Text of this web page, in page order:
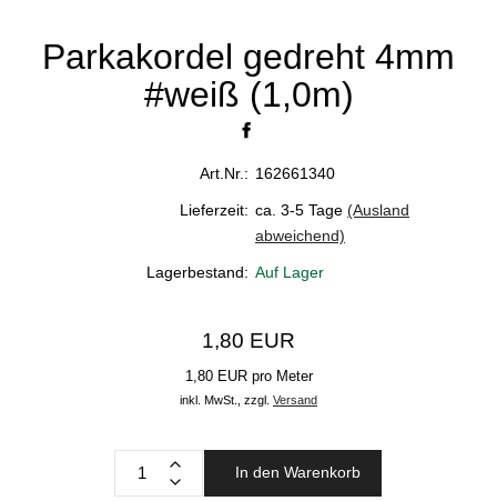
Parkakordel gedreht 4mm
#weiß (1,0m)
Art.Nr.: 162661340
Lieferzeit: ca. 3-5 Tage (Ausland
abweichend)
Lagerbestand: Auf Lager
1,80 EUR
1,80 EUR pro Meter
inkl. MwSt., zzgl. Versand
In den Warenkorb